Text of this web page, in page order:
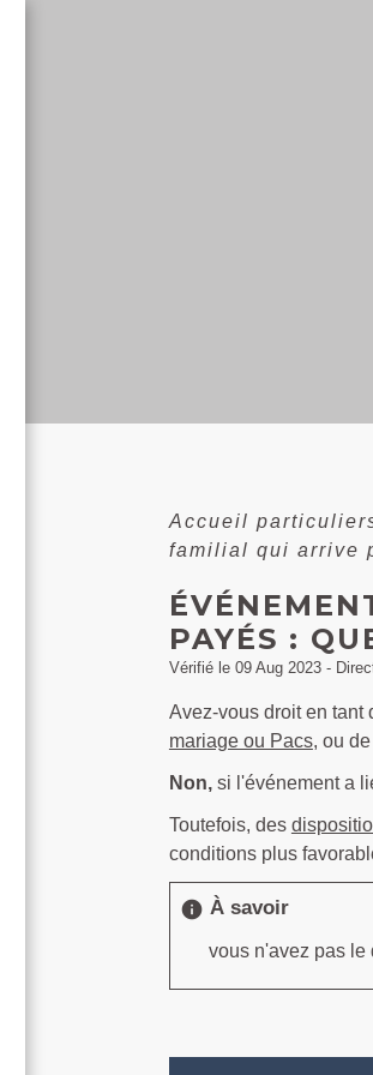
Accueil
familial qui arrive
PAYÉS :
Vérifié le 09 Aug 2023 -
Avez-vous droit en tant
mariage ou Pacs, ou de
Non,si l'événement a
Toutefois, des
conditions plus
info À savoir
vous n'avez pas le